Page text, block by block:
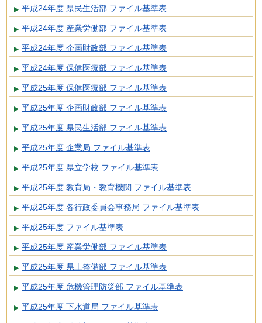
平成24年度 県民生活部 ファイル基準表
平成24年度 産業労働部 ファイル基準表
平成24年度 企画財政部 ファイル基準表
平成24年度 保健医療部 ファイル基準表
平成25年度 保健医療部 ファイル基準表
平成25年度 企画財政部 ファイル基準表
平成25年度 県民生活部 ファイル基準表
平成25年度 企業局 ファイル基準表
平成25年度 県立学校 ファイル基準表
平成25年度 教育局・教育機関 ファイル基準表
平成25年度 各行政委員会事務局 ファイル基準表
平成25年度 ファイル基準表
平成25年度 産業労働部 ファイル基準表
平成25年度 県土整備部 ファイル基準表
平成25年度 危機管理防災部 ファイル基準表
平成25年度 下水道局 ファイル基準表